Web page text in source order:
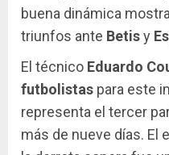
buena dinámica
triunfos ante Betisy
El técnico Eduardo
futbolistas para este
representa el tercer
más de nueve días. El